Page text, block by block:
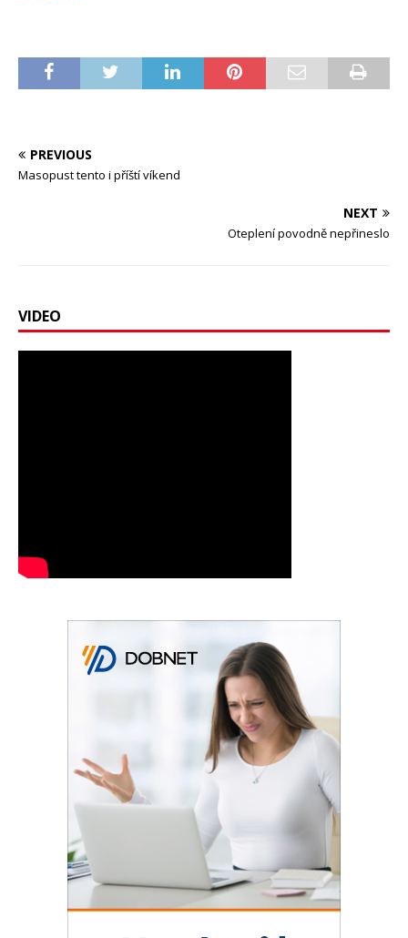
PREVIOUS
Masopust tento i příští víkend
NEXT
Oteplení povodně nepřineslo
VIDEO